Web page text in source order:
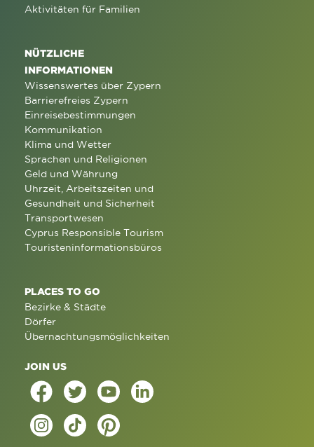
Aktivitäten für Familien
NÜTZLICHE
INFORMATIONEN
Wissenswertes über Zypern
Barrierefreies Zypern
Einreisebestimmungen
Kommunikation
Klima und Wetter
Sprachen und Religionen
Geld und Währung
Uhrzeit, Arbeitszeiten und
Gesundheit und Sicherheit
Transportwesen
Cyprus Responsible Tourism
Touristeninformationsbüros
PLACES TO GO
Bezirke & Städte
Dörfer
Übernachtungsmöglichkeiten
JOIN US